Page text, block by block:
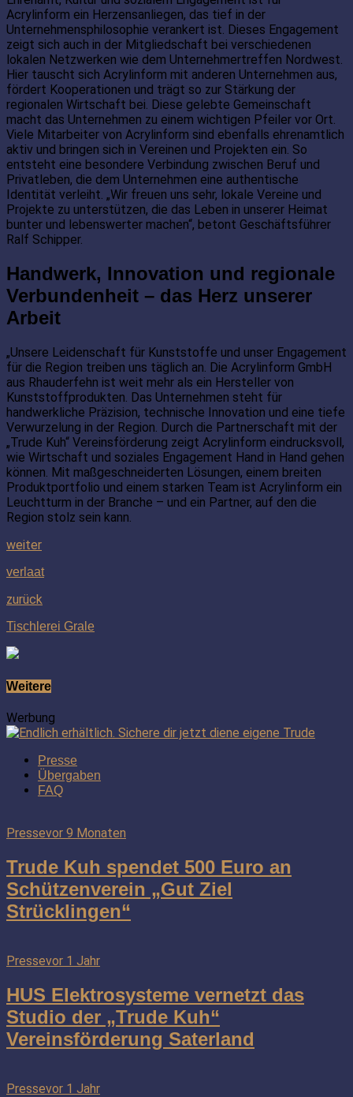
Acrylinform ein Herzensanliegen, das tief in der
Unternehmensphilosophie verankert ist. Dieses Engagement
zeigt sich auch in der Mitgliedschaft bei verschiedenen
lokalen Netzwerken wie dem Unternehmertreffen Nordwest.
Hier tauscht sich Acrylinform mit anderen Unternehmen aus,
fördert Kooperationen und trägt so zur Stärkung der
regionalen Wirtschaft bei. Diese gelebte Gemeinschaft
macht das Unternehmen zu einem wichtigen Pfeiler vor Ort.
Viele Mitarbeiter von Acrylinform sind ebenfalls ehrenamtlich
aktiv und bringen sich in Vereinen und Projekten ein. So
entsteht eine besondere Verbindung zwischen Beruf und
Privatleben, die dem Unternehmen eine authentische
Identität verleiht. „Wir freuen uns sehr, lokale Vereine und
Projekte zu unterstützen, die das Leben in unserer Heimat
bunter und lebenswerter machen“, betont Geschäftsführer
Ralf Schipper.
Handwerk, Innovation und regionale
Verbundenheit – das Herz unserer
Arbeit
„Unsere Leidenschaft für Kunststoffe und unser Engagement
für die Region treiben uns täglich an. Die Acrylinform GmbH
aus Rhauderfehn ist weit mehr als ein Hersteller von
Kunststoffprodukten. Das Unternehmen steht für
handwerkliche Präzision, technische Innovation und eine tiefe
Verwurzelung in der Region. Durch die Partnerschaft mit der
„Trude Kuh“ Vereinsförderung zeigt Acrylinform eindrucksvoll,
wie Wirtschaft und soziales Engagement Hand in Hand gehen
können. Mit maßgeschneiderten Lösungen, einem breiten
Produktportfolio und einem starken Team ist Acrylinform ein
Leuchtturm in der Branche – und ein Partner, auf den die
Region stolz sein kann.
weiter
verlaat
zurück
Tischlerei Grale
Weitere
Werbung
Presse
Übergaben
FAQ
Pressevor 9 Monaten
Trude Kuh spendet 500 Euro an
Schützenverein „Gut Ziel
Strücklingen“
Pressevor 1 Jahr
HUS Elektrosysteme vernetzt das
Studio der „Trude Kuh“
Vereinsförderung Saterland
Pressevor 1 Jahr